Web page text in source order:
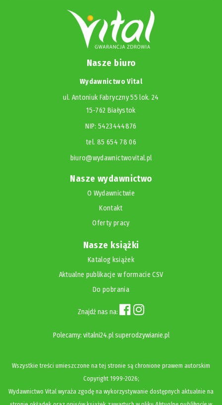
Nasze biuro
Wydawnictwo Vital
ul. Antoniuk Fabryczny 55 lok. 24
15-762 Białystok
NIP: 5423444876
tel. 85 654 78 06
biuro@wydawnictwovital.pl
Nasze wydawnictwo
O Wydawnictwie
Kontakt
Oferty pracy
Nasze książki
Katalog książek
Aktualne publikacje w formacie CSV
Do pobrania
Znajdź nas na:
Polecamy: vitalni24.pl superodzywianie.pl
Wszystkie treści umieszczone na tej stronie są chronione prawem autorskim
Copyright1999-2026;
Wydawnictwo Vital wyraża zgodę na wykorzystywanie dostępnych aktualnie na